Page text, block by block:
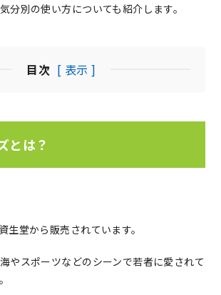
分別の使い方についても紹介します。
目次 [ 表示 ]
とは？
生堂から販売されています。
やスポーツなどのシーンで若者に愛されて